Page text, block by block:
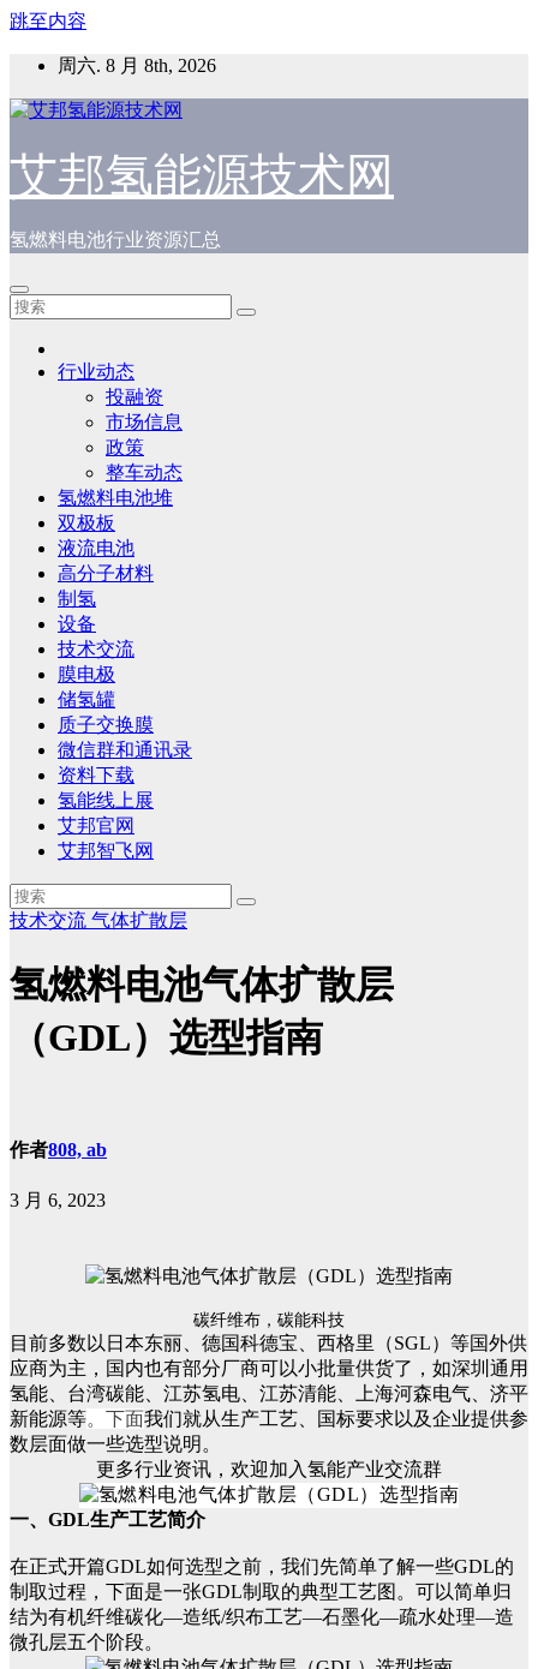
跳至内容
周六. 8 月 8th, 2026
艾邦氢能源技术网
氢燃料电池行业资源汇总
行业动态
投融资
市场信息
政策
整车动态
氢燃料电池堆
双极板
液流电池
高分子材料
制氢
设备
技术交流
膜电极
储氢罐
质子交换膜
微信群和通讯录
资料下载
氢能线上展
艾邦官网
艾邦智飞网
技术交流 气体扩散层
氢燃料电池气体扩散层
（GDL）选型指南
作者808, ab
3 月 6, 2023
碳纤维布，碳能科技
目前多数以日本东丽、德国科德宝、西格里（SGL）等国外供
应商为主，国内也有部分厂商可以小批量供货了，如深圳通用
氢能、台湾碳能、江苏氢电、江苏清能、上海河森电气、济平
新能源等。下面我们就从生产工艺、国标要求以及企业提供参
数层面做一些选型说明。
更多行业资讯，欢迎加入氢能产业交流群
一、GDL生产工艺简介
在正式开篇GDL如何选型之前，我们先简单了解一些GDL的
制取过程，下面是一张GDL制取的典型工艺图。可以简单归
结为有机纤维碳化—造纸/织布工艺—石墨化—疏水处理—造
微孔层五个阶段。